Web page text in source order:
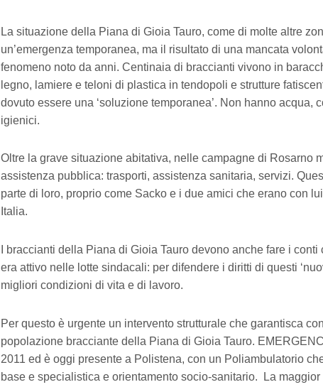
La situazione della Piana di Gioia Tauro, come di molte altre
un’emergenza temporanea, ma il risultato di una mancata
fenomeno noto da anni. Centinaia di braccianti vivono in
legno, lamiere e teloni di plastica in tendopoli e strutture
dovuto essere una ‘soluzione temporanea’. Non hanno acqua,
igienici.
Oltre la grave situazione abitativa, nelle campagne di Rosarno
assistenza pubblica: trasporti, assistenza sanitaria, servizi.
parte di loro, proprio come Sacko e i due amici che erano con
Italia.
I braccianti della Piana di Gioia Tauro devono anche fare i
era attivo nelle lotte sindacali: per difendere i diritti di questi
migliori condizioni di vita e di lavoro.
Per questo è urgente un intervento strutturale che garantisca
popolazione bracciante della Piana di Gioia Tauro.
2011 ed è oggi presente a Polistena, con un Poliambulatorio
base e specialistica e orientamento socio-sanitario. La maggior